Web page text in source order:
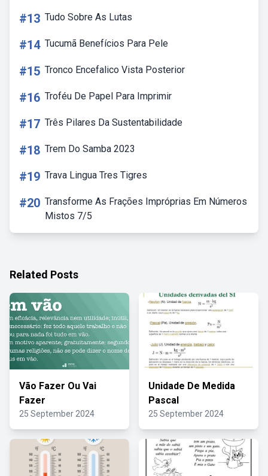
#13 Tudo Sobre As Lutas
#14 Tucumã Benefícios Para Pele
#15 Tronco Encefalico Vista Posterior
#16 Troféu De Papel Para Imprimir
#17 Três Pilares Da Sustentabilidade
#18 Trem Do Samba 2023
#19 Trava Lingua Tres Tigres
#20 Transforme As Frações Impróprias Em Números
Mistos 7/5
Related Posts
Vão Fazer Ou Vai
Fazer
25 September 2024
Unidade De Medida
Pascal
25 September 2024